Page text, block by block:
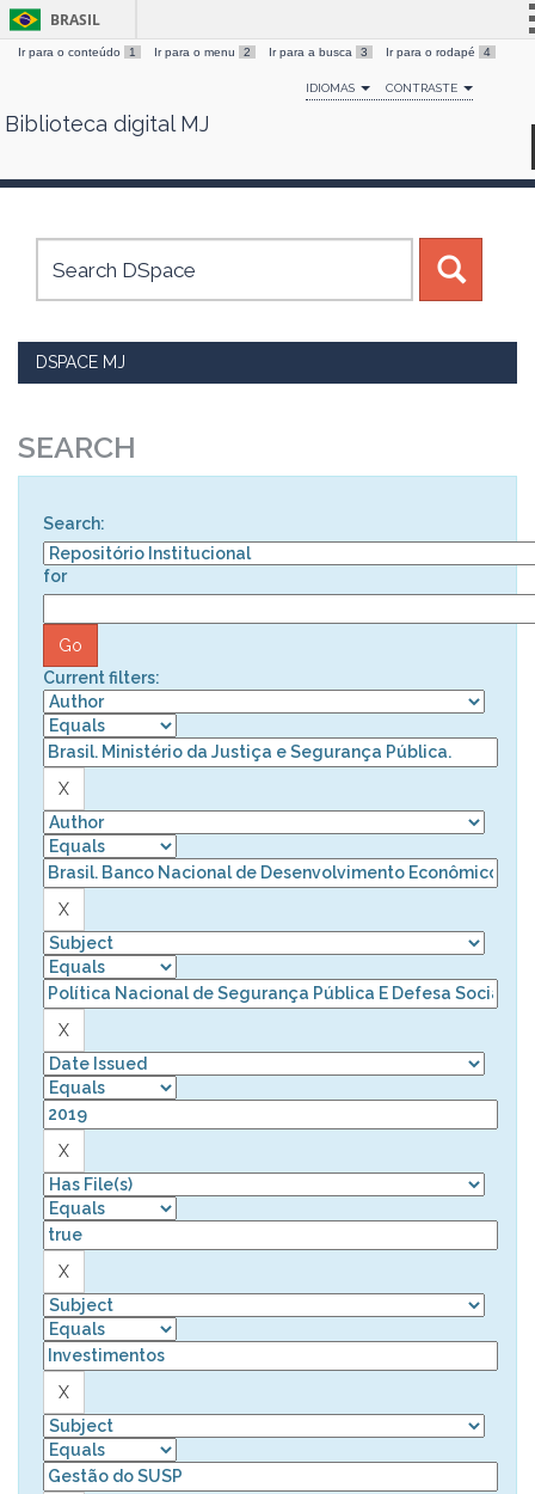
Skip
BRASIL
Simplifique!
Comunica BR
Canais
Ir para o conteúdo 1 Ir para o menu 2 Ir para a busca 3 Ir para o rodapé 4
IDIOMAS CONTRASTE
Biblioteca digital MJ
DSPACE MJ
SEARCH
Search:
for
Current filters: